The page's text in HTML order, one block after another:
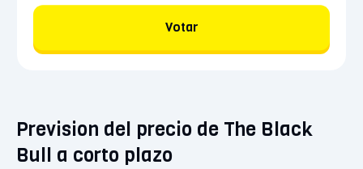
Votar
Prevision del precio de The Black
Bull a corto plazo